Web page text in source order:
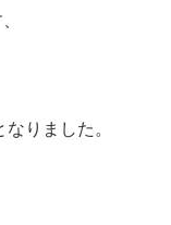
りました。